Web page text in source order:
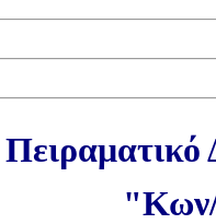
Πειραματικό
"Κων/